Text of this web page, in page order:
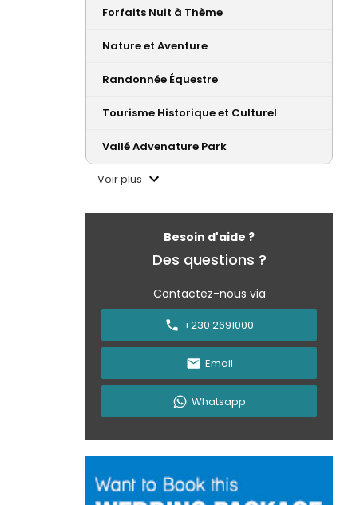
Forfaits Nuit à Thème
Nature et Aventure
Randonnée Équestre
Tourisme Historique et Culturel
Vallé Advenature Park
Voir plus
Besoin d'aide ?
Des questions ?
Contactez-nous via
+230 2691000
Email
Whatsapp